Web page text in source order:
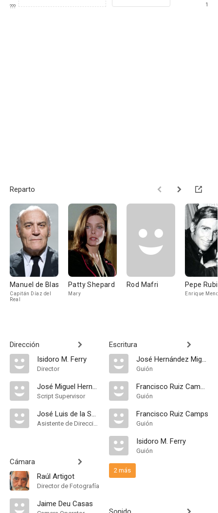
???
1
Reparto
Manuel de Blas
Capitán Díaz del
Real
Patty Shepard
Mary
Rod Mafri Pepe
Enrique
Dirección
Isidoro M. Ferry
Director
José Miguel Hernán
Script Supervisor
José Luis de la Serna
Asistente de Dirección
Cámara
Raúl Artigot
Director de Fotografía
Jaime Deu Casas
Escritura
José Hernández Miguel
Guión
Francisco Ruiz Campos
Guión
Francisco Ruiz Camps
Guión
Isidoro M. Ferry
Guión
2 más